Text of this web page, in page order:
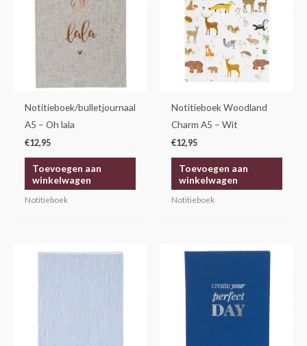
Notitieboek/bulletjournaal
A5 – Oh lala
€12,95
Toevoegen aan
winkelwagen
Notitieboek
Notitieboek Woodland
Charm A5 – Wit
€12,95
Toevoegen aan
winkelwagen
Notitieboek